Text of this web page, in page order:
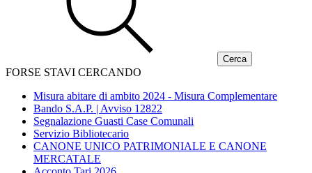
FORSE STAVI CERCANDO
Misura abitare di ambito 2024 - Misura Complementare
Bando S.A.P. | Avviso 12822
Segnalazione Guasti Case Comunali
Servizio Bibliotecario
CANONE UNICO PATRIMONIALE E CANONE
MERCATALE